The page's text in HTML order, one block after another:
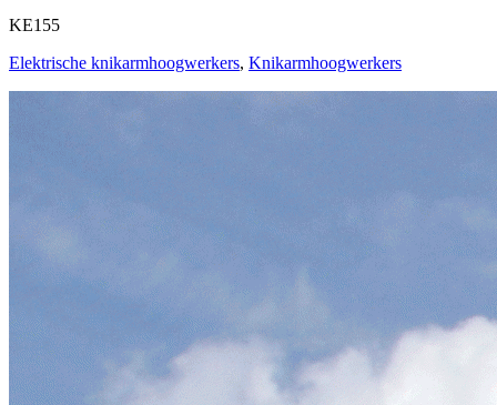
KE155
Elektrische knikarmhoogwerkers, Knikarmhoogwerkers